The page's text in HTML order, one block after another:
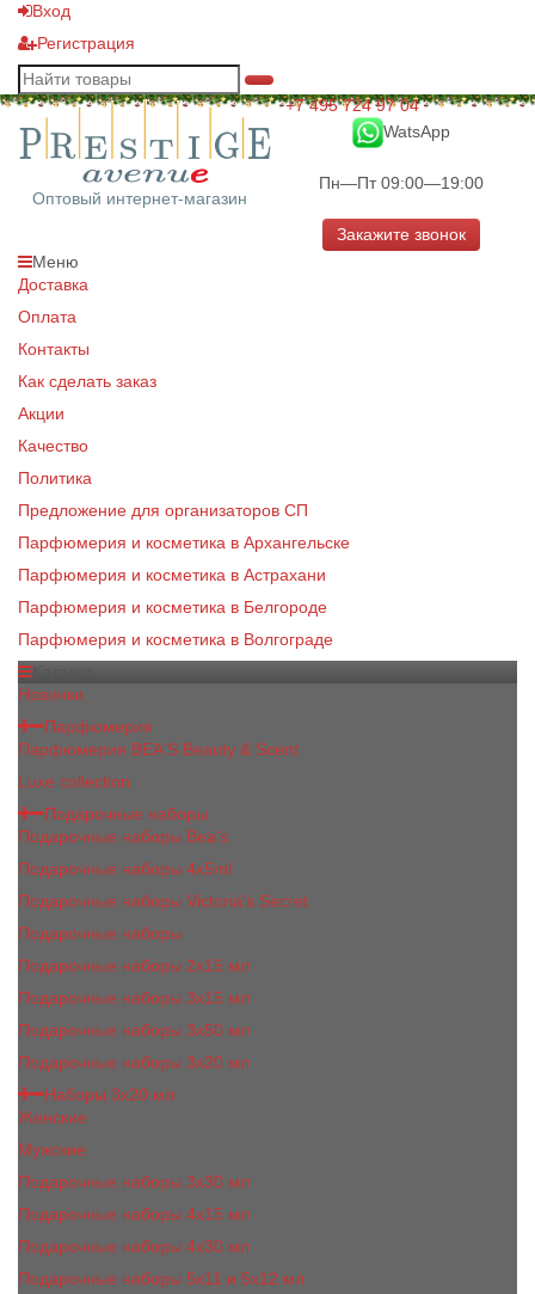
Вход
Регистрация
Оптовый интернет-магазин
+7 495 724 97 04
WatsApp
Пн—Пт 09:00—19:00
Закажите звонок
Меню
Доставка
Оплата
Контакты
Как сделать заказ
Акции
Качество
Политика
Предложение для организаторов СП
Парфюмерия и косметика в Архангельске
Парфюмерия и косметика в Астрахани
Парфюмерия и косметика в Белгороде
Парфюмерия и косметика в Волгограде
Новинки
Парфюмерия
Парфюмерия BEA'S Beauty & Scent
Luxe collection
Подарочные наборы
Подарочные наборы Bea's
Подарочные наборы 4х5ml
Подарочные наборы Victoria's Secret
Подарочные наборы
Подарочные наборы 2x15 мл
Подарочные наборы 3х15 мл
Подарочные наборы 3x50 мл
Подарочные наборы 3x20 мл
Наборы 3х20 мл
Женские
Мужские
Подарочные наборы 3х30 мл
Подарочные наборы 4x15 мл
Подарочные наборы 4x30 мл
Подарочные наборы 5x11 и 5х12 мл